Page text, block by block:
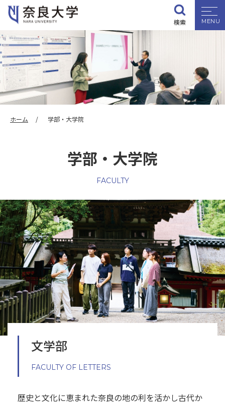
検索
大学紹介
学部・大学院
研究・地域連携
附属施設
卒業生の方へ
地歴甲子園 法人本部
ホーム 学部・大学院
学部・大学院
FACULTY
文学部
FACULTY OF LETTERS
歴史と文化に恵まれた奈良の地の利を活かし古代か